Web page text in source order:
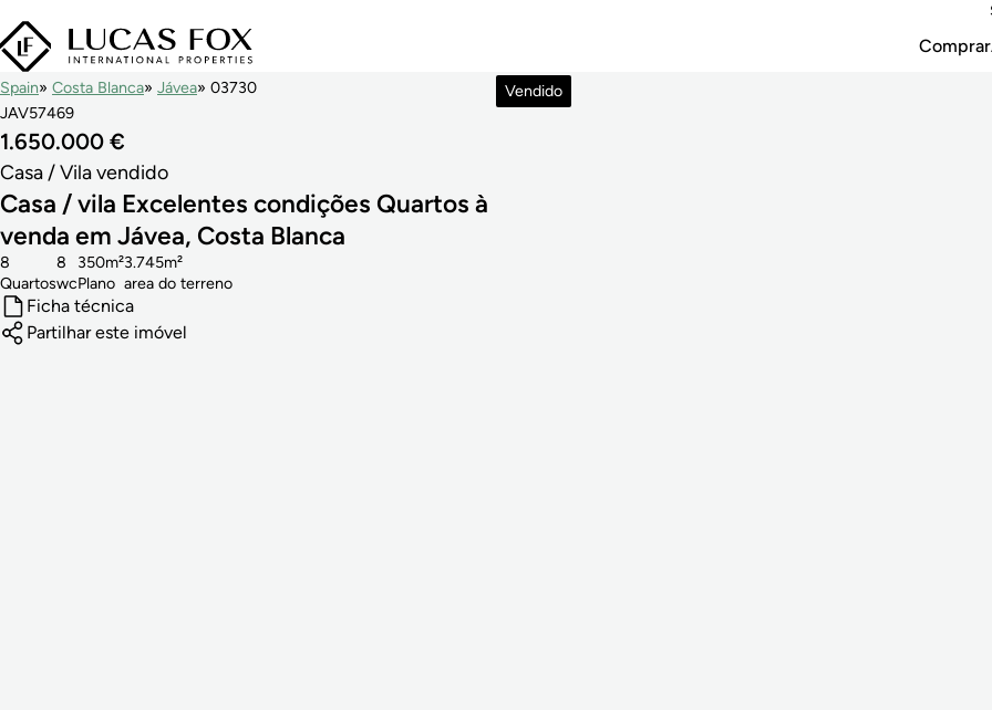
Comprar
Vendido
Spain Costa Blanca Jávea
03730
JAV57469
1.650.000 €
Casa / Vila vendido
Casa / vila Excelentes condições Quartos à
venda em Jávea, Costa Blanca
Quartos
8
wc
8
Plano
350m²
area do terreno
3.745m²
Ficha técnica
Partilhar este imóvel